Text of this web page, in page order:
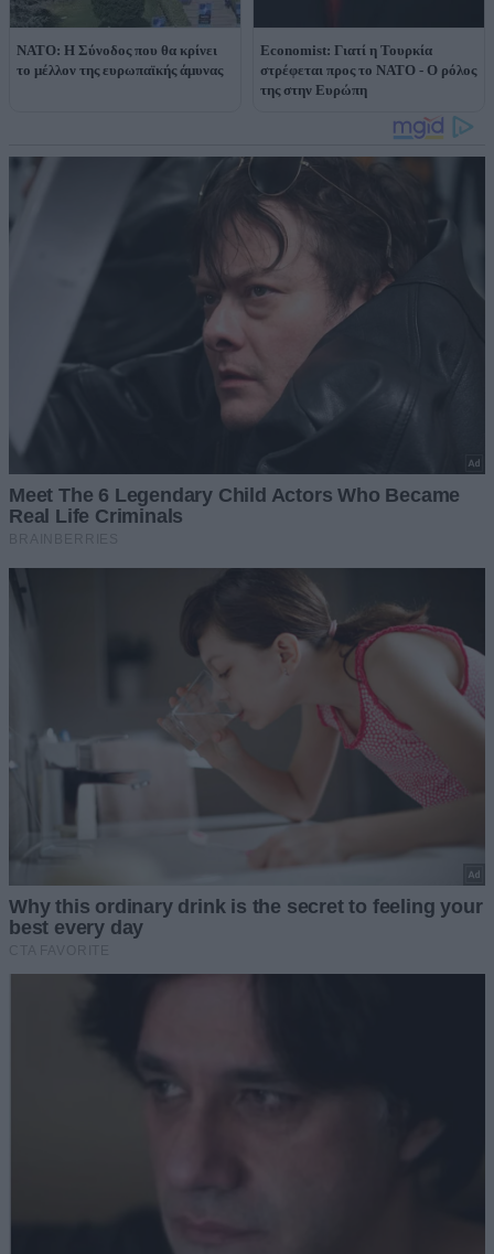
ΝΑΤΟ: Η Σύνοδος που θα κρίνει
το μέλλον της ευρωπαϊκής άμυνας
Economist: Γιατί η Τουρκία
στρέφεται προς το ΝΑΤΟ - Ο ρόλος
της στην Ευρώπη